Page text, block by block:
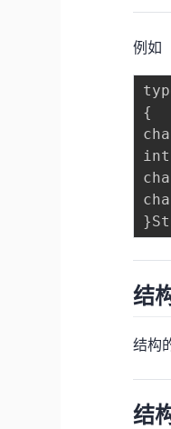
例如
{
int
}
结
结构
结